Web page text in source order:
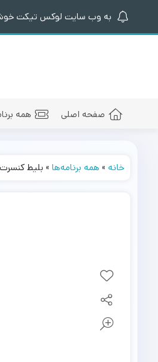
به وب سایت لوکس تیکت
صفحه اصلی همه
خانه» همه برنامه‌ها» بلیط کنسرت